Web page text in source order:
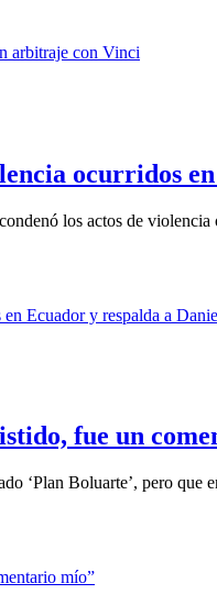
ocurridos
los actos de
fue un
‘Plan Boluarte’, pero que